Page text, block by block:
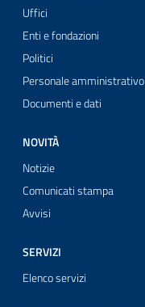
Uffici
Enti e fondazioni
Politici
Personale amministrativo
Documenti e dati
NOVITÀ
Notizie
Comunicati stampa
Avvisi
SERVIZI
Elenco servizi